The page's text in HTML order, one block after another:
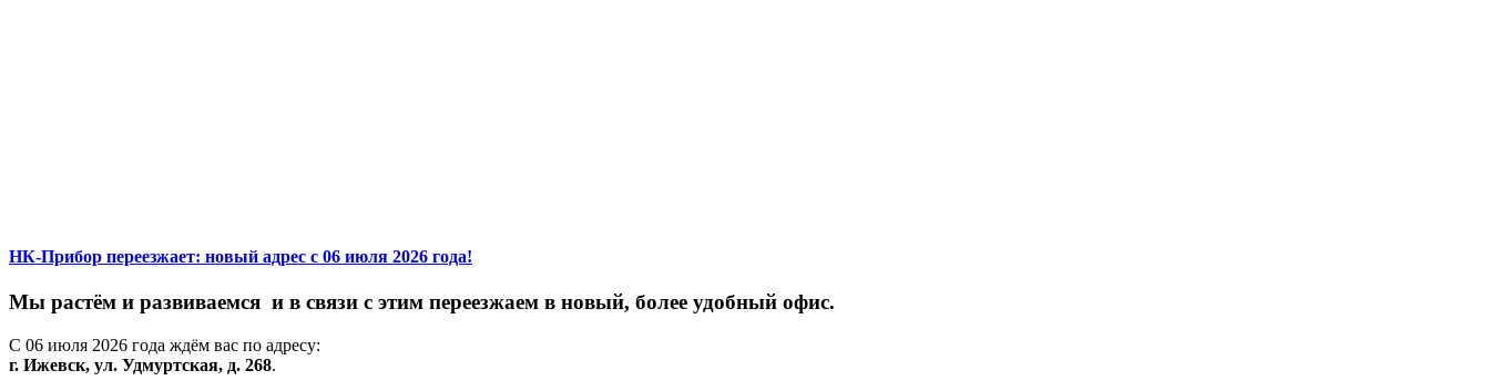
НК-Прибор переезжает: новый адрес с 06 июля 2026 года!
Мы растём и развиваемся и в связи с этим переезжаем в новый, более удобный офис.
С 06 июля 2026 года ждём вас по адресу:
г. Ижевск, ул. Удмуртская, д. 268.